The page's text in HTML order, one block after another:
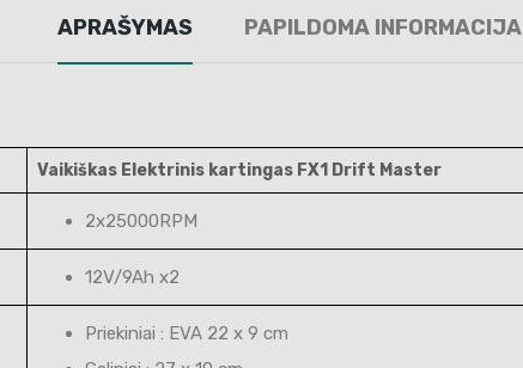
APRAŠYMAS PAPILDOMA INFORMACIJA
Vaikiškas Elektrinis kartingas FX1 Drift Master
2x25000RPM
12V/9Ah x2
Priekiniai : EVA 22 x 9 cm